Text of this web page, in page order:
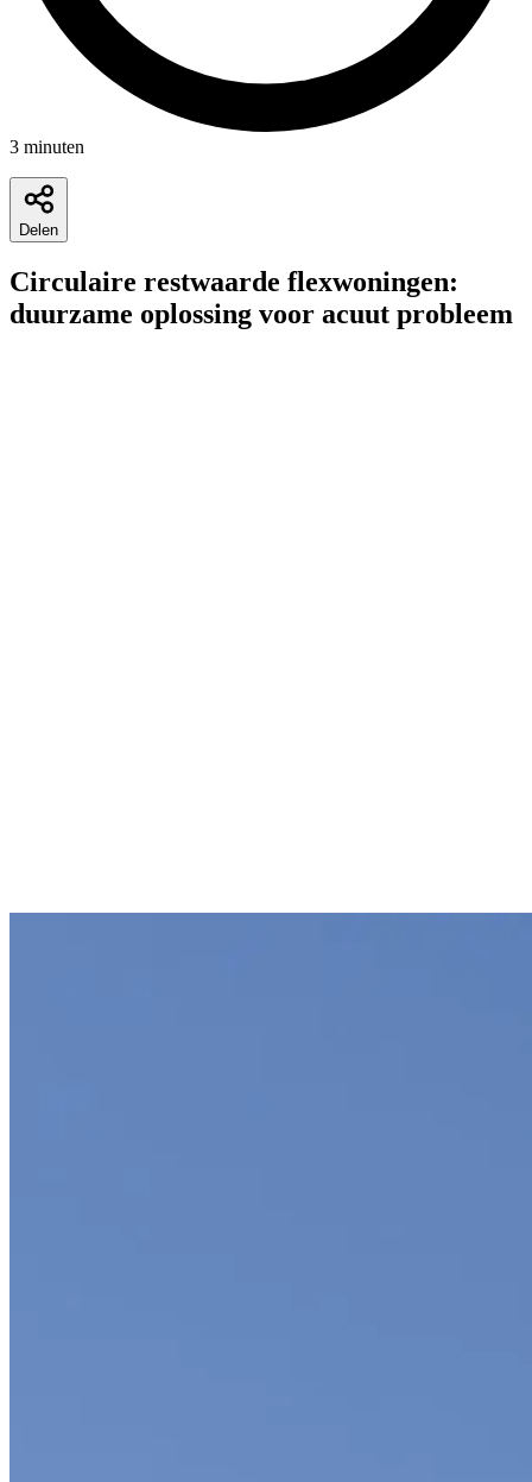
3 minuten
Delen
Circulaire restwaarde flexwoningen:
duurzame oplossing voor acuut probleem